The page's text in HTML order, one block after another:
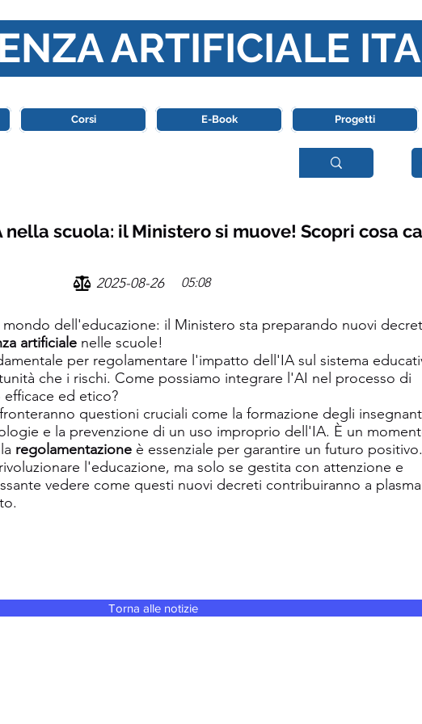
ARTIFICIALE
Corsi E-Book Progetti
scuola: il Ministero si muove! Scopri cosa
2025-08-26 05:08
dell'educazione: il Ministero sta preparando nuovi
artificiale nelle scuole!
per regolamentare l'impatto dell'IA sul sistema
che i rischi. Come possiamo integrare l'AI nel processo di
ed etico?
questioni cruciali come la formazione degli
e la prevenzione di un uso improprio dell'IA. È un
regolamentazione è essenziale per garantire un futuro positivo.
l'educazione, ma solo se gestita con attenzione e
vedere come questi nuovi decreti contribuiranno a
Torna alle notizie